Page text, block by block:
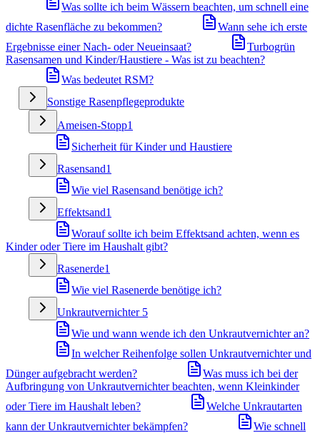
Was sollte ich beim Wässern beachten, um schnell eine
dichte Rasenfläche zu bekommen?
Wann sehe ich erste
Ergebnisse einer Nach- oder Neueinsaat?
Turbogrün
Rasensamen und Kinder/Haustiere - Was ist zu beachten?
Was bedeutet RSM?
Sonstige Rasenpflegeprodukte
Ameisen-Stopp1
Sicherheit für Kinder und Haustiere
Rasensand1
Wie viel Rasensand benötige ich?
Effektsand1
Worauf sollte ich beim Effektsand achten, wenn es
Kinder oder Tiere im Haushalt gibt?
Rasenerde1
Wie viel Rasenerde benötige ich?
Unkrautvernichter 5
Wie und wann wende ich den Unkrautvernichter an?
In welcher Reihenfolge sollen Unkrautvernichter und
Dünger aufgebracht werden?
Was muss ich bei der
Aufbringung von Unkrautvernichter beachten, wenn Kleinkinder
oder Tiere im Haushalt leben?
Welche Unkrautarten
kann der Unkrautvernichter bekämpfen?
Wie schnell